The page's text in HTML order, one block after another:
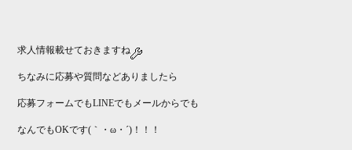
求人情報載せておきますね
ちなみに応募や質問などありましたら
応募フォームでもLINEでもメールからでも
なんでもOKです(｀・ω・´)！！！